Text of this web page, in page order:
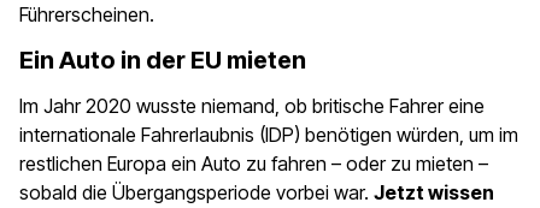
Führerscheinen.
Ein Auto in der EU mieten
Im Jahr 2020 wusste niemand, ob britische Fahrer eine
internationale Fahrerlaubnis (IDP) benötigen würden, um im
restlichen Europa ein Auto zu fahren – oder zu mieten –
sobald die Übergangsperiode vorbei war. Jetzt wissen